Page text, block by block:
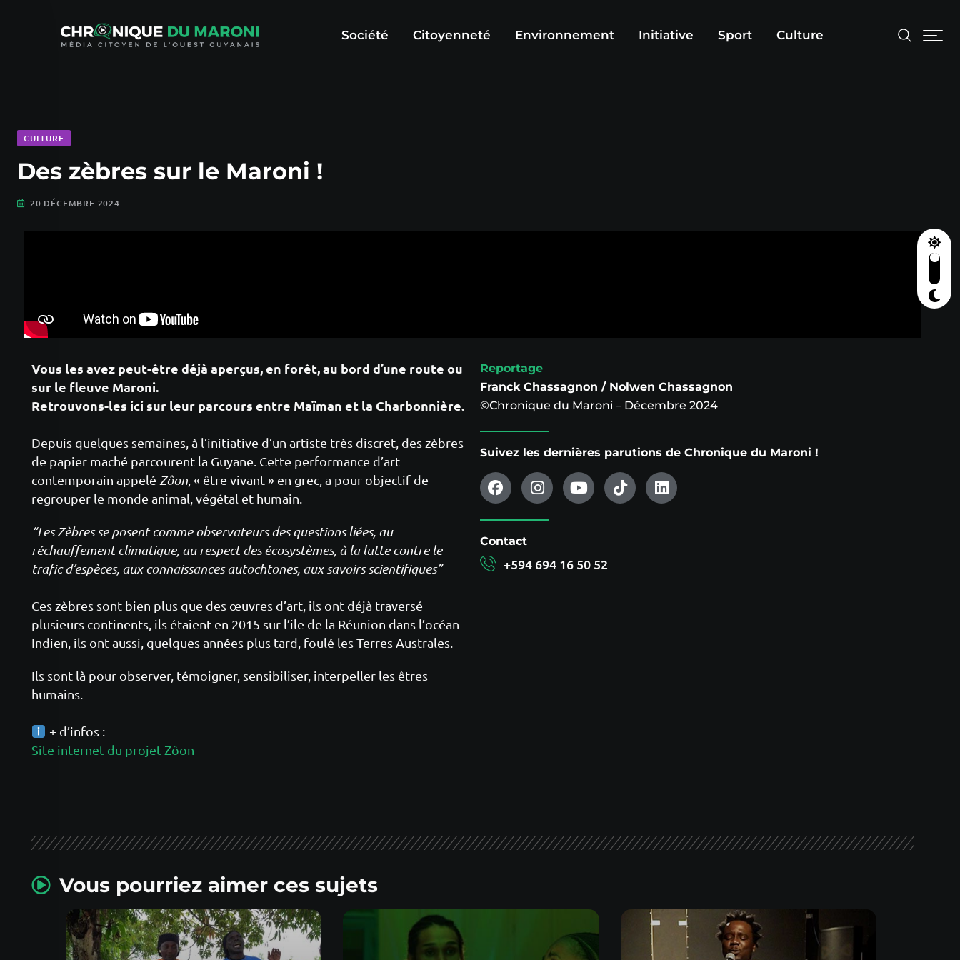
Société Citoyenneté Environnement Initiative Sport Culture
CULTURE
Des zèbres sur le Maroni !
20 DÉCEMBRE 2024
Vous les avez peut-être déjà aperçus, en forêt, au bord d’une route ou
sur le fleuve Maroni.
Retrouvons-les ici sur leur parcours entre Maïman et la Charbonnière.
Depuis quelques semaines, à l’initiative d’un artiste très discret, des zèbres
de papier maché parcourent la Guyane. Cette performance d’art
contemporain appelé Zôon , « être vivant » en grec, a pour objectif de
regrouper le monde animal, végétal et humain.
“Les Zèbres se posent comme observateurs des questions liées, au
réchauffement climatique, au respect des écosystèmes, à la lutte contre le
trafic d’espèces, aux connaissances autochtones, aux savoirs scientifiques”
Ces zèbres sont bien plus que des œuvres d’art, ils ont déjà traversé
plusieurs continents, ils étaient en 2015 sur l’ile de la Réunion dans l’océan
Indien, ils ont aussi, quelques années plus tard, foulé les Terres Australes.
Ils sont là pour observer, témoigner, sensibiliser, interpeller les êtres
humains.
+ d’infos :
Site internet du projet Zôon
Reportage
Franck Chassagnon / Nolwen Chassagnon
©Chronique du Maroni – Décembre 2024
Suivez les dernières parutions de Chronique du Maroni !
Contact
+594 694 16 50 52
Vous pourriez aimer ces sujets